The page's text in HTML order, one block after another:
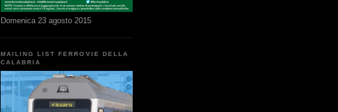
Domenica 23 agosto 2015
MAILING LIST FERROVIE DELLA
CALABRIA